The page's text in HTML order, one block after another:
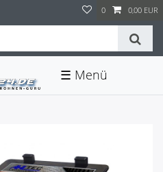
0 0,00 EUR
☰